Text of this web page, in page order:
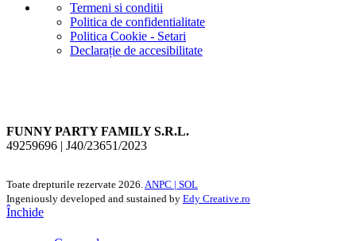
Termeni si conditii
Politica de confidentialitate
Politica Cookie - Setari
Declarație de accesibilitate
FUNNY PARTY FAMILY S.R.L.
49259696 | J40/23651/2023
Toate drepturile rezervate 2026.ANPC | SOL
Ingeniously developed and sustained by Edy Creative.ro
Închide